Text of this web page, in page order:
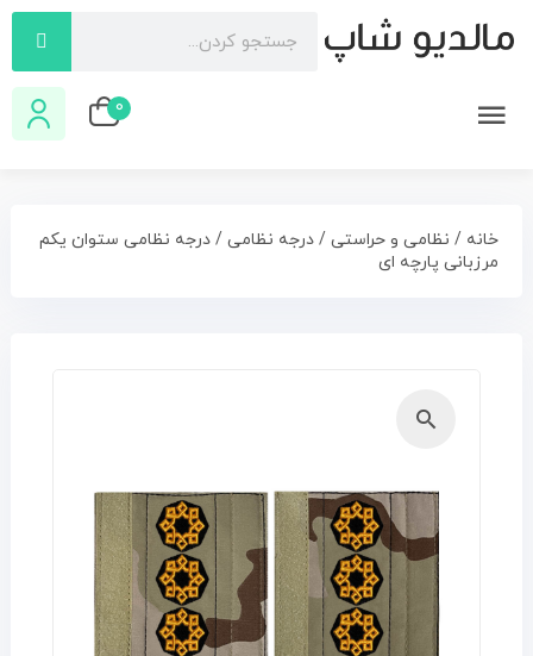
0
خانه / نظامی و حراستی/ درجه نظامی/ درجه نظامی ستوان یکم
مرزبانی پارچه ای